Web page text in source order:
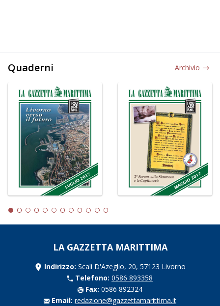
Quaderni Archivio
LA GAZZETTA MARITTIMA
Indirizzo: Scali D'Azeglio, 20, 57123 Livorno
Telefono: 0586 893358
Fax: 0586 892324
Email: redazione@gazzettamarittima.it